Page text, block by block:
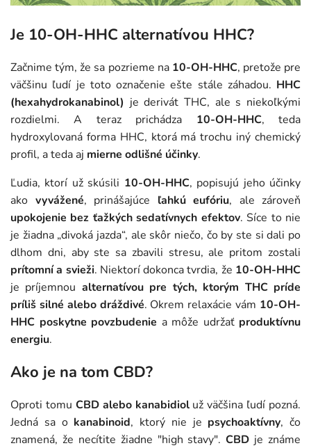
Je 10-OH-HHC alternatívou HHC?
Začnime tým, že sa pozrieme na 10-OH-HHC, pretože pre
väčšinu ľudí je toto označenie ešte stále záhadou. HHC
(hexahydrokanabinol) je derivát THC, ale s niekoľkými
rozdielmi. A teraz prichádza 10-OH-HHC, teda
hydroxylovaná forma HHC, ktorá má trochu iný chemický
profil, a teda aj mierne odlišné účinky.
Ľudia, ktorí už skúsili 10-OH-HHC, popisujú jeho účinky
ako vyvážené, prinášajúce ľahkú eufóriu, ale zároveň
upokojenie bez ťažkých sedatívnych efektov. Síce to nie
je žiadna „divoká jazda“, ale skôr niečo, čo by ste si dali po
dlhom dni, aby ste sa zbavili stresu, ale pritom zostali
prítomní a svieži. Niektorí dokonca tvrdia, že 10-OH-HHC
je príjemnou alternatívou pre tých, ktorým THC príde
príliš silné alebo dráždivé. Okrem relaxácie vám 10-OH-
HHC poskytne povzbudenie a môže udržať produktívnu
energiu.
Ako je na tom CBD?
Oproti tomu CBD alebo kanabidioluž väčšina ľudí pozná.
Jedná sa o kanabinoid, ktorý nie je psychoaktívny, čo
znamená, že necítite žiadne "high stavy".CBD je známe